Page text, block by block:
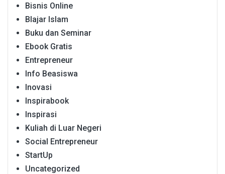
Bisnis Online
Blajar Islam
Buku dan Seminar
Ebook Gratis
Entrepreneur
Info Beasiswa
Inovasi
Inspirabook
Inspirasi
Kuliah di Luar Negeri
Social Entrepreneur
StartUp
Uncategorized